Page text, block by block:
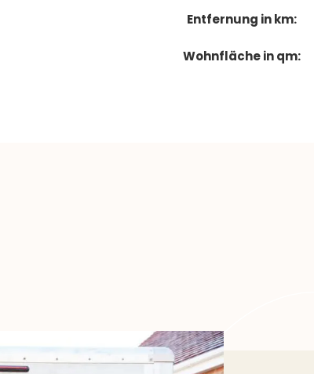
Entfernung in km:
Wohnfläche in qm: